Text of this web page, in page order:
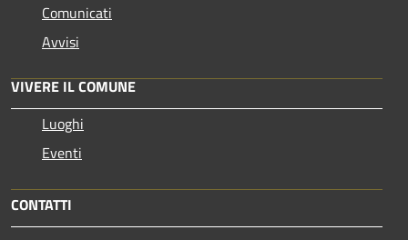
Comunicati
Avvisi
VIVERE IL COMUNE
Luoghi
Eventi
CONTATTI